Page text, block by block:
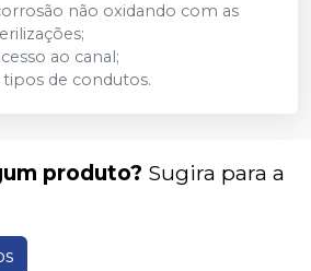
não oxidando com as
ao canal;
tipos de condutos.
produto? Sugira para a